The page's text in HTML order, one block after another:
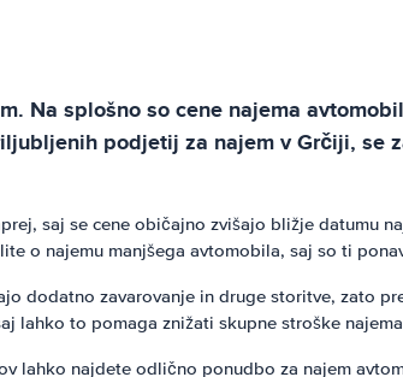
Na splošno so cene najema
podjetij za najem v Grčiji, se
saj se cene običajno zvišajo bližje datumu
o najemu manjšega avtomobila, saj so ti
dodatno zavarovanje in druge storitve, zato
lahko to pomaga znižati skupne stroške
lahko najdete odlično ponudbo za najem